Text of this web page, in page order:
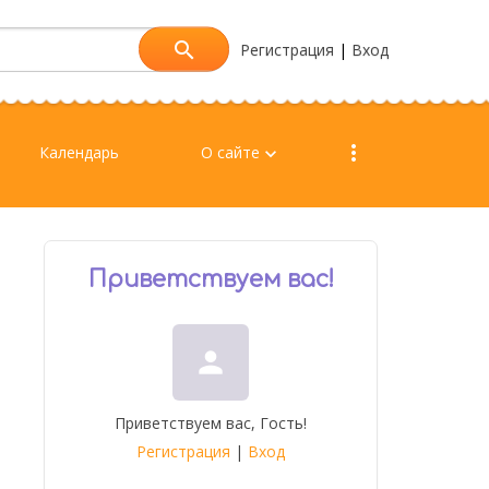
Регистрация | Вход
Календарь О сайте keyboard_arrow_down more_vert
Приветствуем вас!
person
Приветствуем вас, Гость!
Регистрация | Вход